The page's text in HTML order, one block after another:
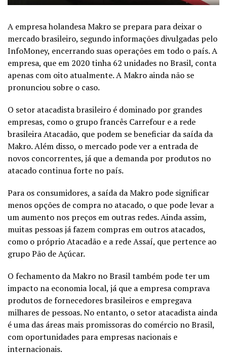
A empresa holandesa Makro se prepara para deixar o
mercado brasileiro, segundo informações divulgadas pelo
InfoMoney, encerrando suas operações em todo o país. A
empresa, que em 2020 tinha 62 unidades no Brasil, conta
apenas com oito atualmente. A Makro ainda não se
pronunciou sobre o caso.
O setor atacadista brasileiro é dominado por grandes
empresas, como o grupo francês Carrefour e a rede
brasileira Atacadão, que podem se beneficiar da saída da
Makro. Além disso, o mercado pode ver a entrada de
novos concorrentes, já que a demanda por produtos no
atacado continua forte no país.
Para os consumidores, a saída da Makro pode significar
menos opções de compra no atacado, o que pode levar a
um aumento nos preços em outras redes. Ainda assim,
muitas pessoas já fazem compras em outros atacados,
como o próprio Atacadão e a rede Assaí, que pertence ao
grupo Pão de Açúcar.
O fechamento da Makro no Brasil também pode ter um
impacto na economia local, já que a empresa comprava
produtos de fornecedores brasileiros e empregava
milhares de pessoas. No entanto, o setor atacadista ainda
é uma das áreas mais promissoras do comércio no Brasil,
com oportunidades para empresas nacionais e
internacionais.